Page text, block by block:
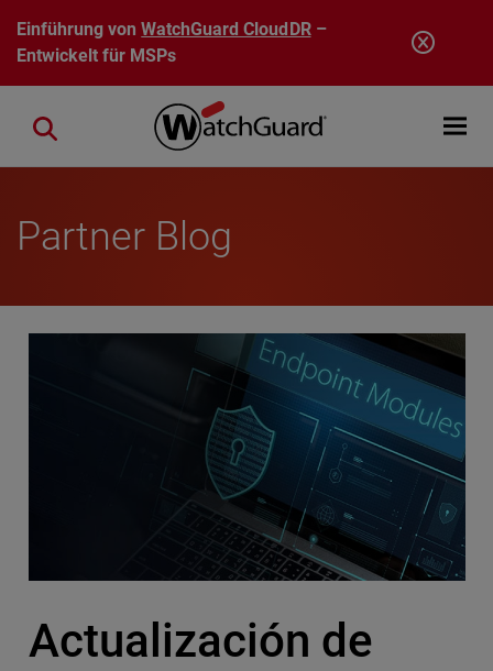
Direkt zum Inhalt
Einführung vonWatchGuard CloudDR–
Entwickelt für MSPs
Open
Close search
Partner Blog
Actualización de